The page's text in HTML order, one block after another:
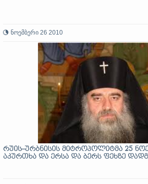
ნოემბერი 26 2010
რუის–ურბნისის მიტროპოლიტმა 25
აკურთხა და ერსა და ბერს ფეხზე